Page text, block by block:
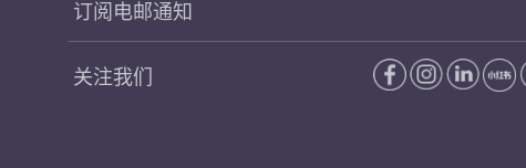
订阅电邮通知
关注我们